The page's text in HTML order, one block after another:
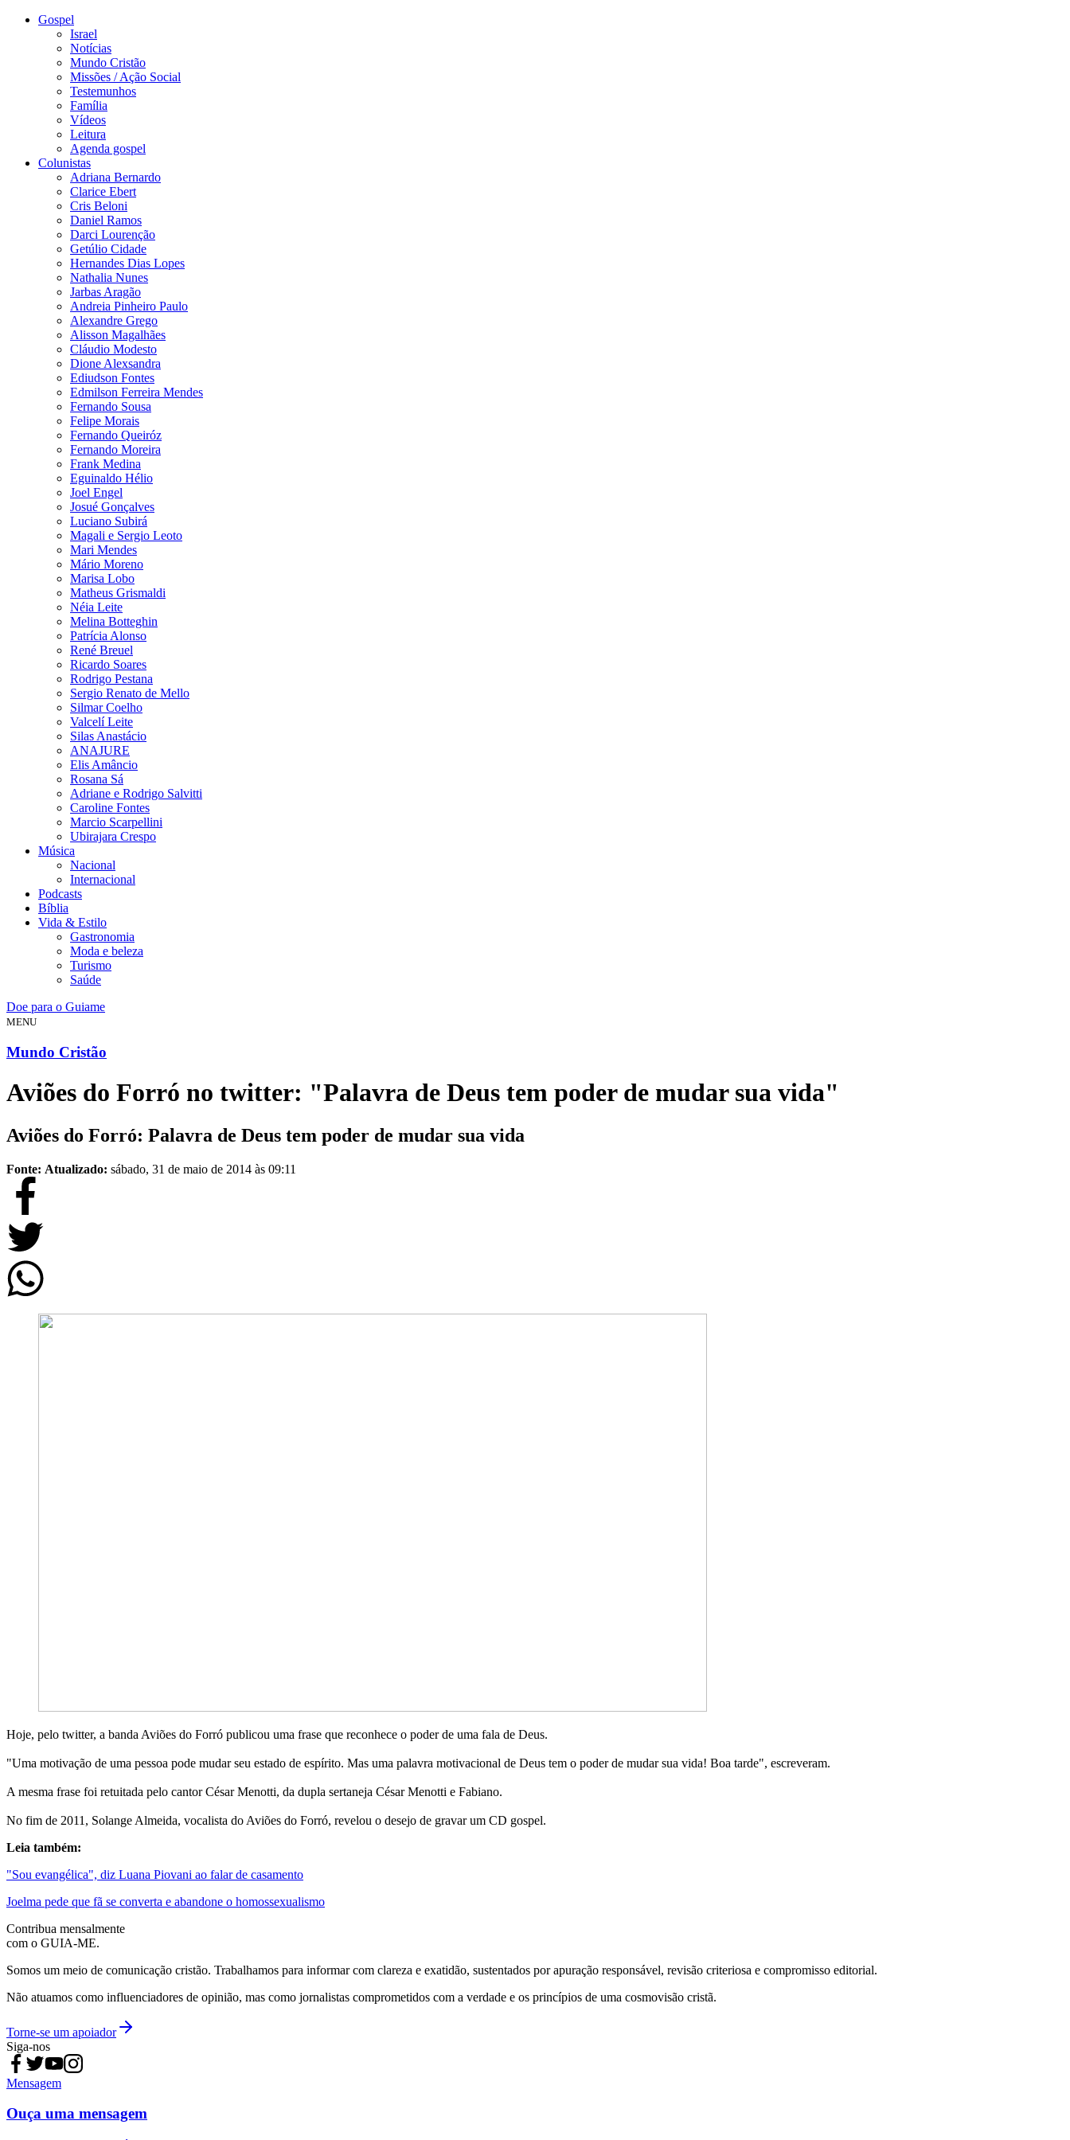
Gospel
Israel
Notícias
Mundo Cristão
Missões / Ação Social
Testemunhos
Família
Vídeos
Leitura
Agenda gospel
Colunistas
Adriana Bernardo
Clarice Ebert
Cris Beloni
Daniel Ramos
Darci Lourenção
Getúlio Cidade
Hernandes Dias Lopes
Nathalia Nunes
Jarbas Aragão
Andreia Pinheiro Paulo
Alexandre Grego
Alisson Magalhães
Cláudio Modesto
Dione Alexsandra
Ediudson Fontes
Edmilson Ferreira Mendes
Fernando Sousa
Felipe Morais
Fernando Queiróz
Fernando Moreira
Frank Medina
Eguinaldo Hélio
Joel Engel
Josué Gonçalves
Luciano Subirá
Magali e Sergio Leoto
Mari Mendes
Mário Moreno
Marisa Lobo
Matheus Grismaldi
Néia Leite
Melina Botteghin
Patrícia Alonso
René Breuel
Ricardo Soares
Rodrigo Pestana
Sergio Renato de Mello
Silmar Coelho
Valcelí Leite
Silas Anastácio
ANAJURE
Elis Amâncio
Rosana Sá
Adriane e Rodrigo Salvitti
Caroline Fontes
Marcio Scarpellini
Ubirajara Crespo
Música
Nacional
Internacional
Podcasts
Bíblia
Vida & Estilo
Gastronomia
Moda e beleza
Turismo
Saúde
Doe para o Guiame
MENU
Mundo Cristão
Aviões do Forró no twitter: "Palavra de Deus tem poder de mudar sua vida"
Aviões do Forró: Palavra de Deus tem poder de mudar sua vida
Fonte: Atualizado: sábado, 31 de maio de 2014 às 09:11
Hoje, pelo twitter, a banda Aviões do Forró publicou uma frase que reconhece o poder de uma fala de Deus.
"Uma motivação de uma pessoa pode mudar seu estado de espírito. Mas uma palavra motivacional de Deus tem o poder de mudar sua vida! Boa tarde", escreveram.
A mesma frase foi retuitada pelo cantor César Menotti, da dupla sertaneja César Menotti e Fabiano.
No fim de 2011, Solange Almeida, vocalista do Aviões do Forró, revelou o desejo de gravar um CD gospel.
Leia também:
"Sou evangélica", diz Luana Piovani ao falar de casamento
Joelma pede que fã se converta e abandone o homossexualismo
Contribua mensalmente
com o GUIA-ME.
Somos um meio de comunicação cristão. Trabalhamos para informar com clareza e exatidão, sustentados por apuração responsável, revisão criteriosa e compromisso editorial.
Não atuamos como influenciadores de opinião, mas como jornalistas comprometidos com a verdade e os princípios de uma cosmovisão cristã.
Torne-se um apoiador
Siga-nos
Mensagem
Ouça uma mensagem